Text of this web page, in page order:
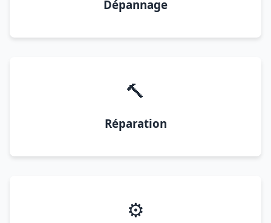
Dépannage
🔨
Réparation
⚙️